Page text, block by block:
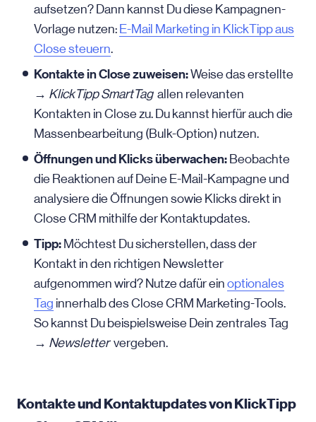
aufsetzen? Dann kannst Du diese Kampagnen-
Vorlage nutzen: E-Mail Marketing in KlickTipp aus
Close steuern.
Kontakte in Close zuweisen:Weise das erstellte
→ KlickTipp SmartTag allen relevanten
Kontakten in Close zu. Du kannst hierfür auch die
Massenbearbeitung (Bulk-Option) nutzen.
Öffnungen und Klicks überwachen: Beobachte
die Reaktionen auf Deine E-Mail-Kampagne und
analysiere die Öffnungen sowie Klicks direkt in
Close CRM mithilfe der Kontaktupdates.
Tipp: Möchtest Du sicherstellen, dass der
Kontakt in den richtigen Newsletter
aufgenommen wird? Nutze dafür ein optionales
Tag innerhalb des Close CRM Marketing-Tools.
So kannst Du beispielsweise Dein zentrales Tag
→ Newsletter vergeben.
Kontakte und Kontaktupdates von KlickTipp